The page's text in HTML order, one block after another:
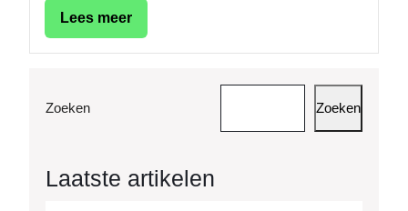
Lees meerLees
meer
Zoeken Zoeken
Laatste artikelen